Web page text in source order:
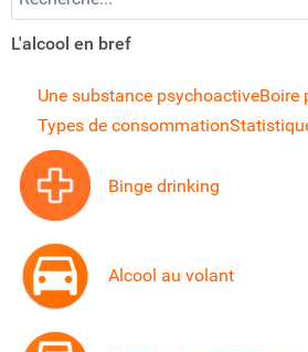
L'alcool en bref
Une substance psychoactiveBoire
Types de consommation
Binge drinking
Alcool au volant